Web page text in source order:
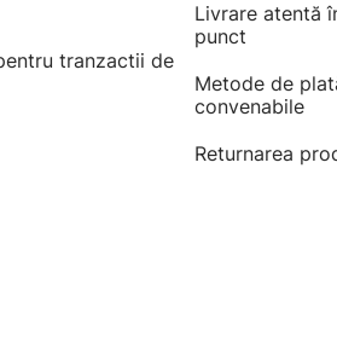
tranzactii de
Livrare atentă
punct
Metode de
convenabile
Returnarea